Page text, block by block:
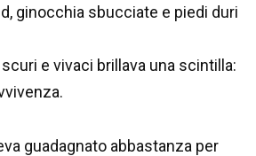
ginocchia sbucciate e piedi duri
e vivaci brillava una scintilla:
guadagnato abbastanza per